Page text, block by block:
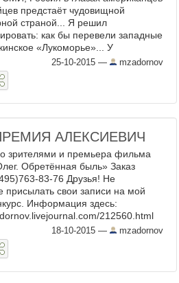
предстаёт чудовищной
страной... Я решил
как бы перевели западные
«Лукоморье»... У
дуб зелёный; — На Крымском
стоит здор ...
25-10-2015 — mzadornov
АЛЕКСИЕВИЧ
зрителями и премьера фильма
Обретённая быль» Заказ
83-76 Друзья! Не
присылать свои записи на мой
Информация здесь:
212560.html
КОНЦЕРТЫ ОКТЯБРЬ
В св ...
18-10-2015 — mzadornov